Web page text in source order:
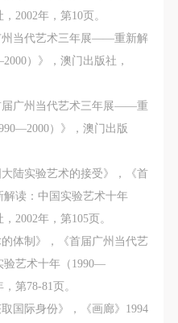
2002年，第10页。
州当代艺术三年展——重新解
）》，澳门出版社，
广州当代艺术三年展——重
）》，澳门出版
陆实验艺术的接受》，《首
读：中国实验艺术十年
2002年，第105页。
体制》，《首届广州当代艺
艺术十年（1990—
第78-81页。
国际身份》，《画廊》1994